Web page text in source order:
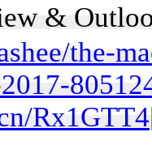
&
the-
Rx1GTT4